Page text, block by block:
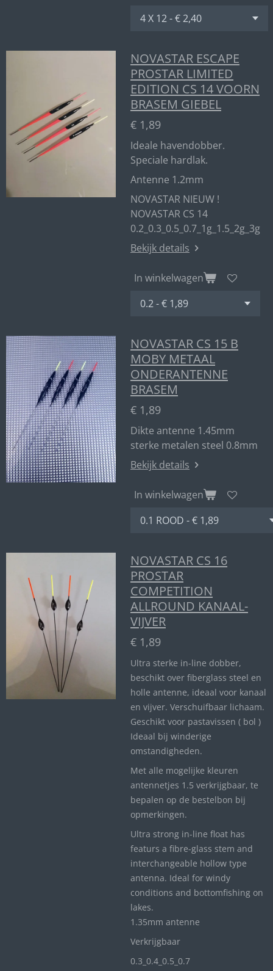
NOVASTAR ESCAPE
PROSTAR LIMITED
EDITION CS 14 VOORN
BRASEM GIEBEL
€ 1,89
Ideale havendobber.
Speciale hardlak.
Antenne 1.2mm
NOVASTAR NIEUW !
NOVASTAR CS 14
0.2_0.3_0.5_0.7_1g_1.5_2g_3g
Bekijk details
In winkelwagen
NOVASTAR CS 15 B
MOBY METAAL
ONDERANTENNE
BRASEM
€ 1,89
Dikte antenne 1.45mm
sterke metalen steel 0.8mm
Bekijk details
In winkelwagen
NOVASTAR CS 16
PROSTAR
COMPETITION
ALLROUND KANAAL-
VIJVER
€ 1,89
Ultra sterke in-line dobber,
beschikt over fiberglass steel en
holle antenne, ideaal voor kanaal
en vijver. Verschuifbaar lichaam.
Geschikt voor pastavissen ( bol )
Ideaal bij winderige
omstandigheden.
Met alle mogelijke kleuren
antennetjes 1.5 verkrijgbaar, te
bepalen op de bestelbon bij
opmerkingen.
Ultra strong in-line float has
featurs a fibre-glass stem and
interchangeable hollow type
antenna. Ideal for windy
conditions and bottomfishing on
lakes.
1.35mm antenne
Verkrijgbaar
0.3_ 0.4_ 0.5_0.7